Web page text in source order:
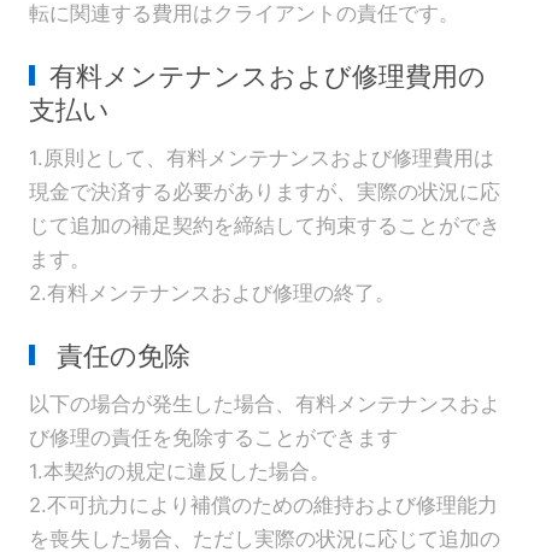
転に関連する費用はクライアントの責任です。
有料メンテナンスおよび修理費用の
支払い
1.原則として、有料メンテナンスおよび修理費用は
現金で決済する必要がありますが、実際の状況に応
じて追加の補足契約を締結して拘束することができ
ます。
2.有料メンテナンスおよび修理の終了。
責任の免除
以下の場合が発生した場合、有料メンテナンスおよ
び修理の責任を免除することができます
1.本契約の規定に違反した場合。
2.不可抗力により補償のための維持および修理能力
を喪失した場合、ただし実際の状況に応じて追加の